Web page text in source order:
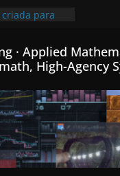
linguagem
passo na
Física
que o
pequeno
de
Formato
· Applied
High-Agency